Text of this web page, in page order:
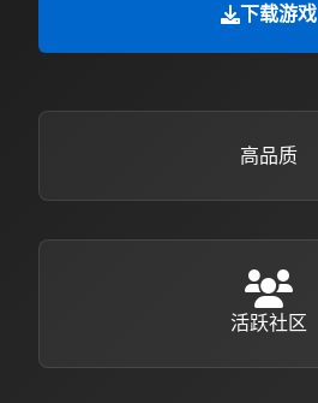
下载游戏
高品质
活跃社区